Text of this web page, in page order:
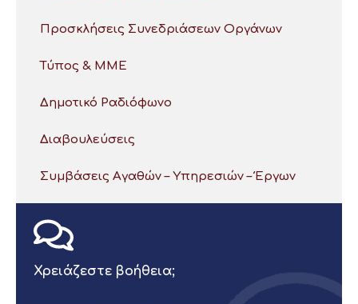
Προσκλήσεις Συνεδριάσεων Οργάνων
Τύπος & ΜΜΕ
Δημοτικό Ραδιόφωνο
Διαβουλεύσεις
Συμβάσεις Αγαθών – Υπηρεσιών – Έργων
Χρειάζεστε βοήθεια;